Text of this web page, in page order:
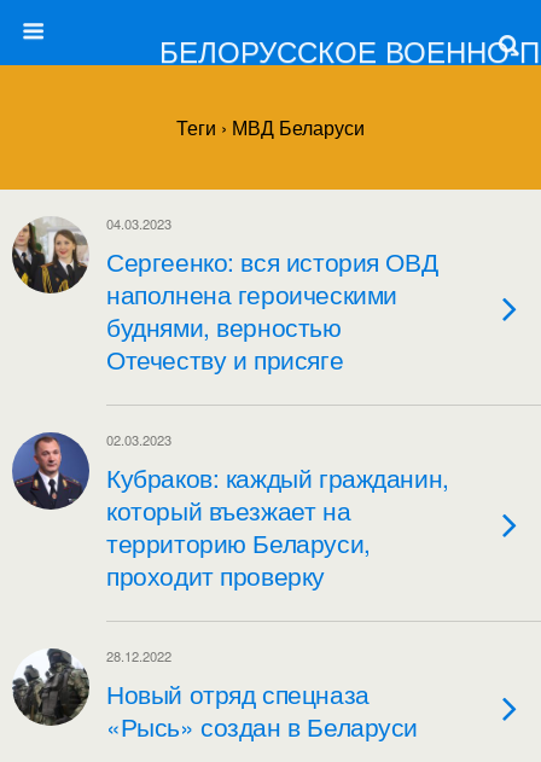
БЕЛОРУССКОЕ ВОЕННО-
Теги › МВД Беларуси
04.03.2023
Сергеенко: вся история ОВД
наполнена героическими
буднями, верностью
Отечеству и присяге
02.03.2023
Кубраков: каждый гражданин,
который въезжает на
территорию Беларуси,
проходит проверку
28.12.2022
Новый отряд спецназа
«Рысь» создан в Беларуси